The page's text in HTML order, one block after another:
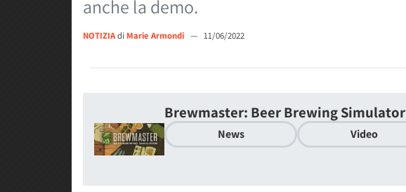
anche la demo.
NOTIZIAdi Marie Armondi — 11/06/2022
Brewmaster: Beer Brewing Simulator
News Video